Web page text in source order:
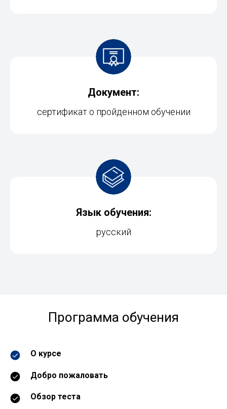
Документ:
сертификат о пройденном обучении
Язык обучения:
русский
Программа обучения
О курсе
Добро пожаловать
Обзор теста